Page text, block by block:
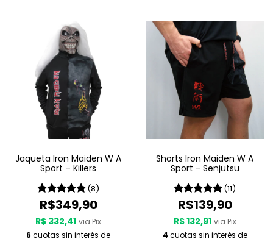
Jaqueta Iron Maiden W A
Sport – Killers
(8)
R$349,90
R$ 332,41 via Pix
6 cuotas sin interés de
Shorts Iron Maiden W A
Sport - Senjutsu
(11)
R$139,90
R$ 132,91 via Pix
4 cuotas sin interés de